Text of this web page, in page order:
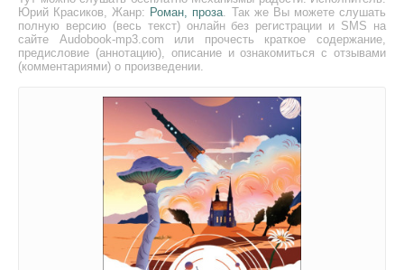
Юрий Красиков, Жанр: Роман, проза. Так же Вы можете слушать
полную версию (весь текст) онлайн без регистрации и SMS на
сайте Audobook-mp3.com или прочесть краткое содержание,
предисловие (аннотацию), описание и ознакомиться с отзывами
(комментариями) о произведении.